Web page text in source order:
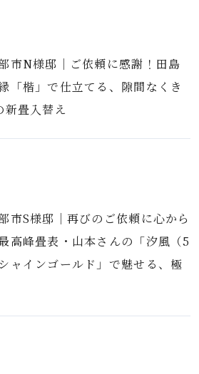
市N様邸｜ご依頼に感謝！田島
「楷」で仕立てる、隙間なくき
新畳入替え
市S様邸｜再びのご依頼に心から
高峰畳表・山本さんの「汐風（5
ャインゴールド」で魅せる、極